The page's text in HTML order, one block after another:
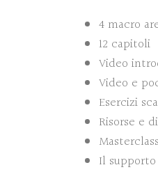
4 macro
12 capitoli
Video
Video e
Esercizi
Risorse e
Il